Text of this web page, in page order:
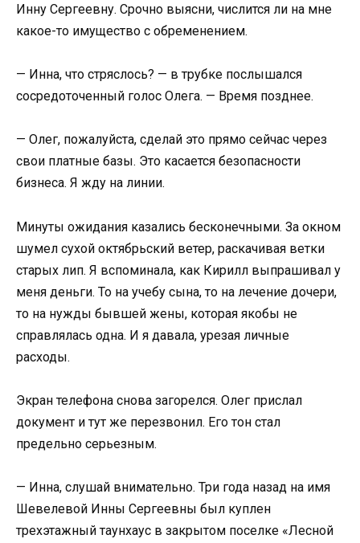
Инну Сергеевну. Срочно выясни, числится ли на мне
какое-то имущество с обременением.
— Инна, что стряслось? — в трубке послышался
сосредоточенный голос Олега. — Время позднее.
— Олег, пожалуйста, сделай это прямо сейчас через
свои платные базы. Это касается безопасности
бизнеса. Я жду на линии.
Минуты ожидания казались бесконечными. За окном
шумел сухой октябрьский ветер, раскачивая ветки
старых лип. Я вспоминала, как Кирилл выпрашивал у
меня деньги. То на учебу сына, то на лечение дочери,
то на нужды бывшей жены, которая якобы не
справлялась одна. И я давала, урезая личные
расходы.
Экран телефона снова загорелся. Олег прислал
документ и тут же перезвонил. Его тон стал
предельно серьезным.
— Инна, слушай внимательно. Три года назад на имя
Шевелевой Инны Сергеевны был куплен
трехэтажный таунхаус в закрытом поселке «Лесной